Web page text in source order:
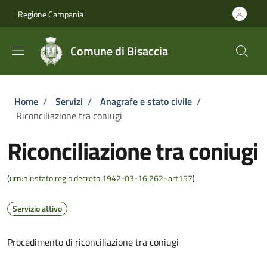
Regione Campania
Comune di Bisaccia
Briciole di pane
Home / Servizi / Anagrafe e stato civile /
Riconciliazione tra coniugi
Riconciliazione tra coniugi
(urn:nir:stato:regio.decreto:1942-03-16;262~art157)
Servizio attivo
Procedimento di riconciliazione tra coniugi